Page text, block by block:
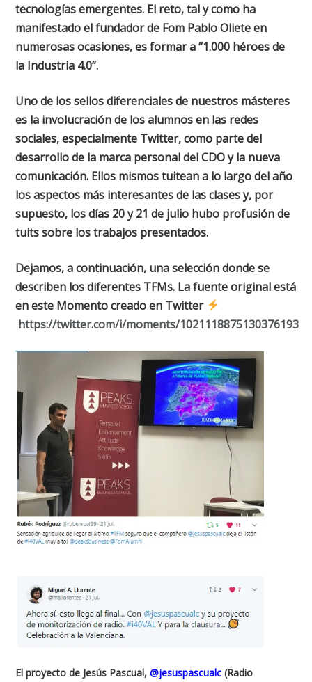
tecnologías emergentes. El reto, tal y como ha
manifestado el fundador de Fom Pablo Oliete en
numerosas ocasiones, es formar a “1.000 héroes de
la Industria 4.0”.
Uno de los sellos diferenciales de nuestros másteres
es la involucración de los alumnos en las redes
sociales, especialmente Twitter, como parte del
desarrollo de la marca personal del CDO y la nueva
comunicación. Ellos mismos tuitean a lo largo del año
los aspectos más interesantes de las clases y, por
supuesto, los días 20 y 21 de julio hubo profusión de
tuits sobre los trabajos presentados.
Dejamos, a continuación, una selección donde se
describen los diferentes TFMs. La fuente original está
en este Momento creado en Twitter
https://twitter.com/i/moments/1021118875130376193
El proyecto de Jesús Pascual,@jesuspascualc (Radio